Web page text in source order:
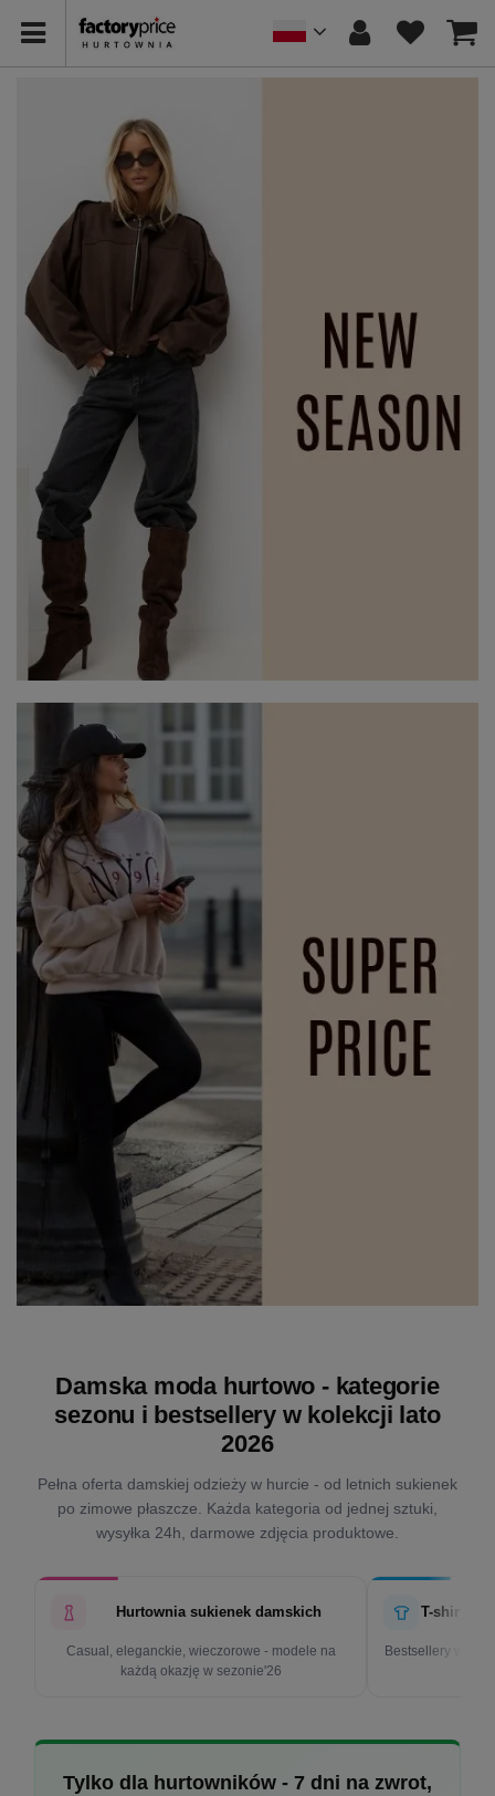
Damska moda hurtowo - kategorie
sezonu i bestsellery w kolekcji lato
2026
Pełna oferta damskiej odzieży w hurcie - od letnich sukienek
po zimowe płaszcze. Każda kategoria od jednej sztuki,
wysyłka 24h, darmowe zdjęcia produktowe.
Hurtownia sukienek damskich
Casual, eleganckie, wieczorowe - modele na
każdą okazję w sezonie'26
T-shirty
Bestsellery w
Tylko dla hurtowników - 7 dni na zwrot,